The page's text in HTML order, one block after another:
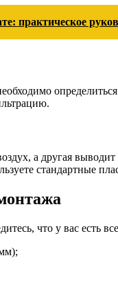
практическое
а другая
стандартные
что у вас есть